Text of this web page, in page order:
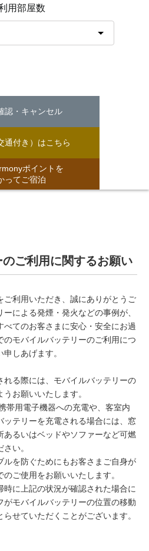
用部屋数
認・キャンセル
通付き）はこちら
ポイントを
ってご宿泊
ご利用に関するお願い
ご利用いただき、誠にありがとうご
による発煙・発火などの事例が、
べてのお客さまに安心・安全にお過
のモバイルバッテリーのご利用につ
しあげます。
れる際には、モバイルバッテリーの
お願いいたします。
帯用電子機器への充電や、客室内
ッテリーを充電される場合には、窓
あるいはベッドやソファーなど可燃
い。
ルを防ぐためにもお客さまご自身が
ご使用をお願いいたします。
時に上記の状況が確認された場合に
がモバイルバッテリーの位置の移動
せていただくことがございます。